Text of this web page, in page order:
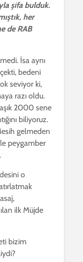
şifa bulduk.
her
de RAB
İsa aynı
bedeni
seviyor ki,
razı oldu.
2000 sene
biliyoruz.
gelmeden
peygamber
o
ilk Müjde
bizim